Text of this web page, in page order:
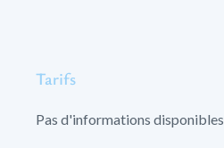
Tarifs
Pas d'informations disponibles